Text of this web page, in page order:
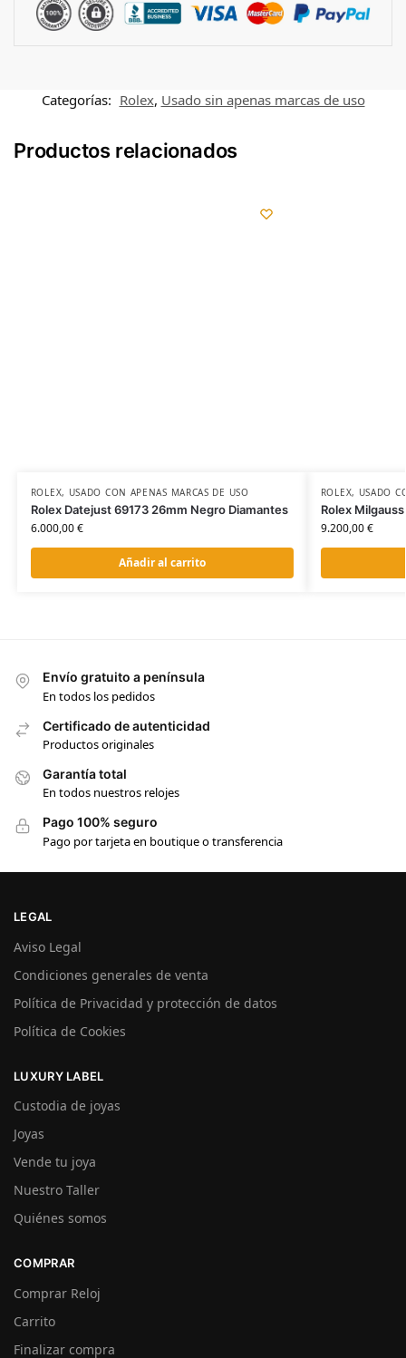
Categorías: Rolex, Usado sin apenas marcas de uso
Productos relacionados
ROLEX, USADO CON APENAS MARCAS DE USO
Rolex Datejust 69173 26mm Negro Diamantes
6.000,00€
Añadir al carrito
ROLEX, USADO
Rolex
9.200,00€
Envío gratuito a península
En todos los pedidos
Certificado de autenticidad
Productos originales
Garantía total
En todos nuestros relojes
Pago 100% seguro
Pago por tarjeta en boutique o transferencia
LEGAL
Aviso Legal
Condiciones generales de venta
Política de Privacidad y protección de datos
Política de Cookies
LUXURY LABEL
Custodia de joyas
Joyas
Vende tu joya
Nuestro Taller
Quiénes somos
COMPRAR
Comprar Reloj
Carrito
Finalizar compra